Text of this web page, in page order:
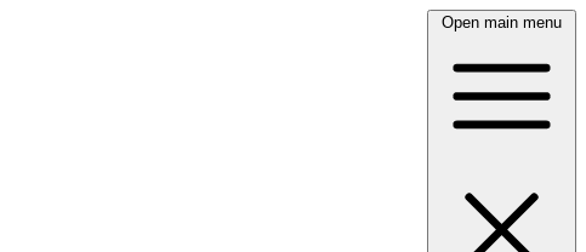
Open main menu